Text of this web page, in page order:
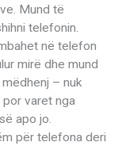
Mund të
telefonin.
në telefon
mirë dhe mund
– nuk
varet nga
apo jo.
për telefona deri